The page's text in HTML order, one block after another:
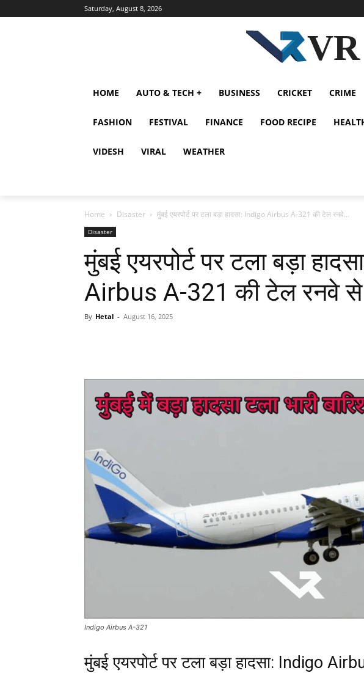
Saturday, August 8, 2026
HOME AUTO & TECH + BUSINESS CRICKET CRIME
FASHION FESTIVAL FINANCE FOOD RECIPE
VIDESH VIRAL WEATHER
Home Disaster मुंबई एयरपोर्ट पर टला बड़ा हादसा: Indigo Airbus A-321 की टेल रनवे...
Disaster
मुंबई एयरपोर्ट पर टला बड़ा
Airbus A-321 की टेल रनवे से
By Hetal - August 16, 2025
Indigo Airbus A-321
मुंबई एयरपोर्ट पर टला बड़ा हादसा: Indigo